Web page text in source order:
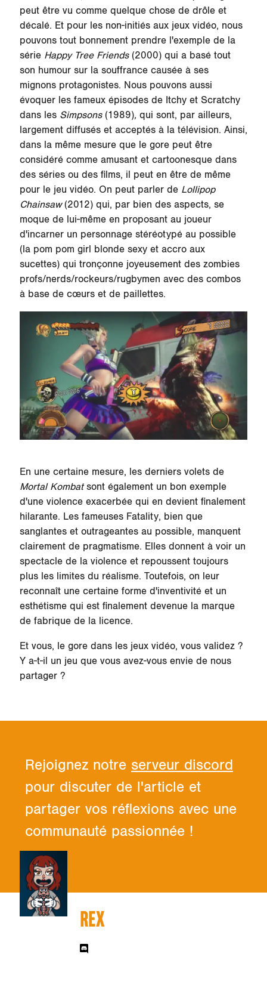
peut être vu comme quelque chose de drôle et
décalé. Et pour les non-initiés aux jeux vidéo, nous
pouvons tout bonnement prendre l'exemple de la
série Happy Tree Friends(2000) qui a basé tout
son humour sur la souffrance causée à ses
mignons protagonistes. Nous pouvons aussi
évoquer les fameux épisodes de Itchy et Scratchy
dans les Simpsons (1989), qui sont, par ailleurs,
largement diffusés et acceptés à la télévision. Ainsi,
dans la même mesure que le gore peut être
considéré comme amusant et cartoonesque dans
des séries ou des films, il peut en être de même
pour le jeu vidéo. On peut parler de Lollipop
Chainsaw(2012) qui, par bien des aspects, se
moque de lui-même en proposant au joueur
d'incarner un personnage stéréotypé au possible
(la pom pom girl blonde sexy et accro aux
sucettes) qui tronçonne joyeusement des zombies
profs/nerds/rockeurs/rugbymen avec des combos
à base de cœurs et de paillettes.
En une certaine mesure, les derniers volets de
Mortal Kombatsont également un bon exemple
d'une violence exacerbée qui en devient finalement
hilarante. Les fameuses Fatality, bien que
sanglantes et outrageantes au possible, manquent
clairement de pragmatisme. Elles donnent à voir un
spectacle de la violence et repoussent toujours
plus les limites du réalisme. Toutefois, on leur
reconnaît une certaine forme d'inventivité et un
esthétisme qui est finalement devenue la marque
de fabrique de la licence.
Et vous, le gore dans les jeux vidéo, vous validez ?
Y a-t-il un jeu que vous avez-vous envie de nous
partager ?
Rejoignez notre serveur discord
pour discuter de l'article et
partager vos réflexions avec une
communauté passionnée !
REX